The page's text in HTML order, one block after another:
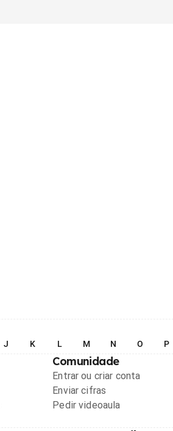
J K L M N O P
Comunidade
Entrar ou criar conta
Enviar cifras
Pedir videoaula